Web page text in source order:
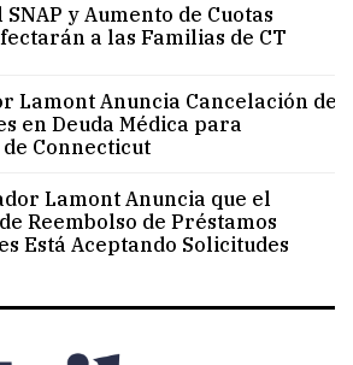
y Aumento de Cuotas
a las Familias de CT
Lamont Anuncia Cancelación de
en Deuda Médica para
Connecticut
Lamont Anuncia que el
Reembolso de Préstamos
Está Aceptando Solicitudes